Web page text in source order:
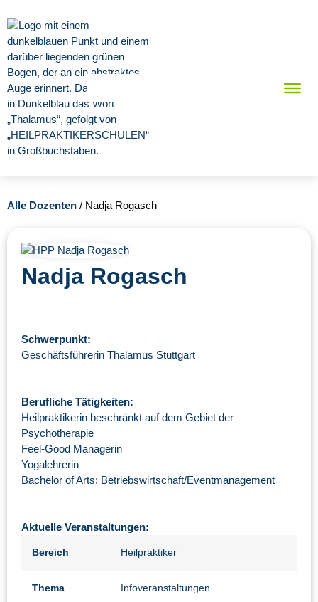
Alle Dozenten / Nadja Rogasch
Nadja Rogasch
Schwerpunkt:
Geschäftsführerin Thalamus Stuttgart
Berufliche Tätigkeiten:
Heilpraktikerin beschränkt auf dem Gebiet der
Psychotherapie
Feel-Good Managerin
Yogalehrerin
Bachelor of Arts: Betriebswirtschaft/Eventmanagement
Aktuelle Veranstaltungen:
Bereich Heilpraktiker
Thema Infoveranstaltungen